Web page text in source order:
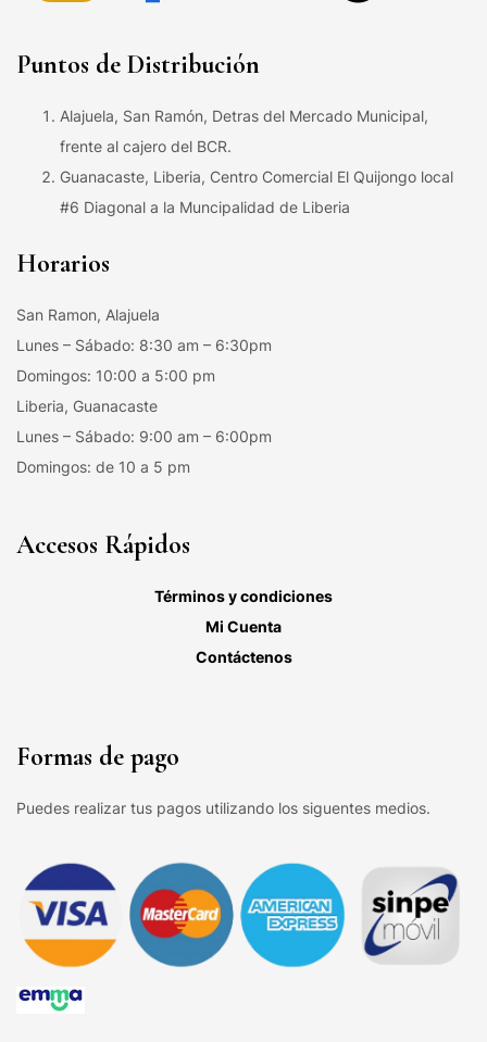
Puntos de Distribución
Alajuela, San Ramón, Detras del Mercado Municipal,
frente al cajero del BCR.
Guanacaste, Liberia, Centro Comercial El Quijongo local
#6 Diagonal a la Muncipalidad de Liberia
Horarios
San Ramon, Alajuela
Lunes – Sábado: 8:30 am – 6:30pm
Domingos: 10:00 a 5:00 pm
Liberia, Guanacaste
Lunes – Sábado: 9:00 am – 6:00pm
Domingos: de 10 a 5 pm
Accesos Rápidos
Términos y condiciones
Mi Cuenta
Contáctenos
Formas de pago
Puedes realizar tus pagos utilizando los siguentes medios.